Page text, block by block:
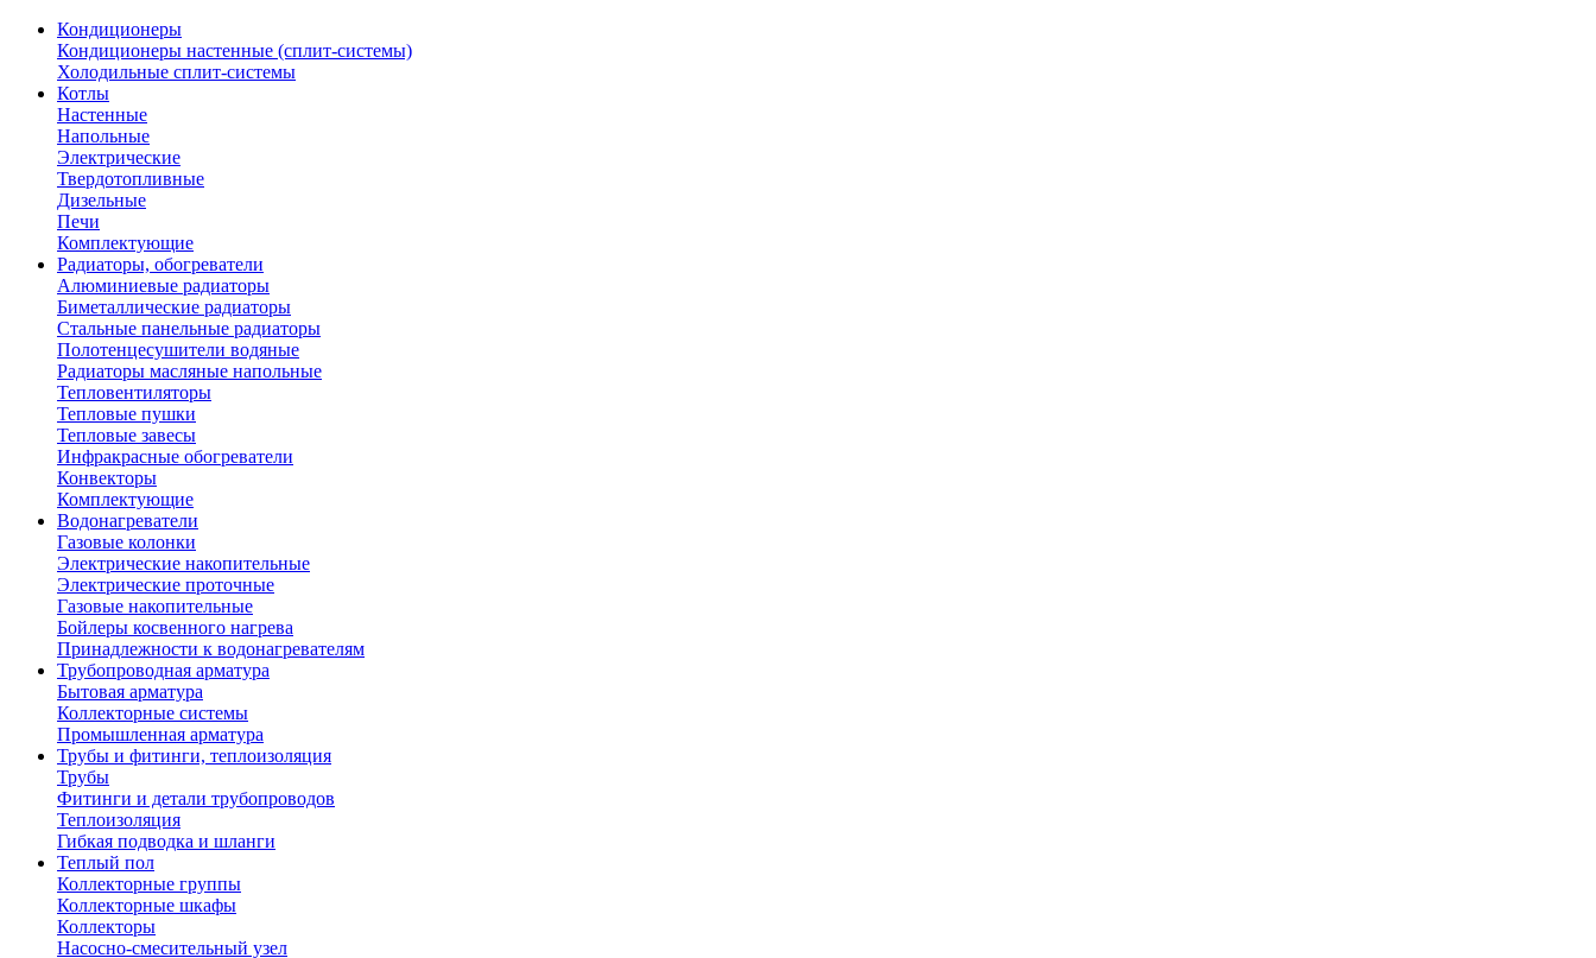
Кондиционеры
Кондиционеры настенные (сплит-системы)
Холодильные сплит-системы
Котлы
Настенные
Напольные
Электрические
Твердотопливные
Дизельные
Печи
Комплектующие
Радиаторы, обогреватели
Алюминиевые радиаторы
Биметаллические радиаторы
Стальные панельные радиаторы
Полотенцесушители водяные
Радиаторы масляные напольные
Тепловентиляторы
Тепловые пушки
Тепловые завесы
Инфракрасные обогреватели
Конвекторы
Комплектующие
Водонагреватели
Газовые колонки
Электрические накопительные
Электрические проточные
Газовые накопительные
Бойлеры косвенного нагрева
Принадлежности к водонагревателям
Трубопроводная арматура
Бытовая арматура
Коллекторные системы
Промышленная арматура
Трубы и фитинги, теплоизоляция
Трубы
Фитинги и детали трубопроводов
Теплоизоляция
Гибкая подводка и шланги
Теплый пол
Коллекторные группы
Коллекторные шкафы
Коллекторы
Насосно-смесительный узел